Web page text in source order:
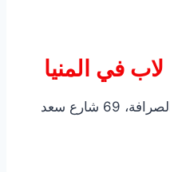
في المنيا
فرع المنيا: الدور الثالث، برج الصرافة، 69 شارع سعد